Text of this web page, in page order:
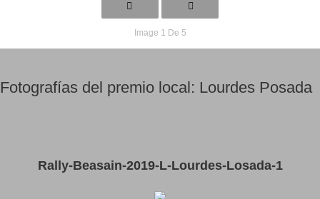
Image 1 De 5
Fotografías del premio local: Lourdes Posada
Rally-Beasain-2019-L-Lourdes-Losada-1